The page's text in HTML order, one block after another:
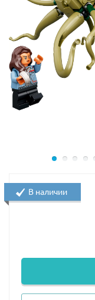
В наличии